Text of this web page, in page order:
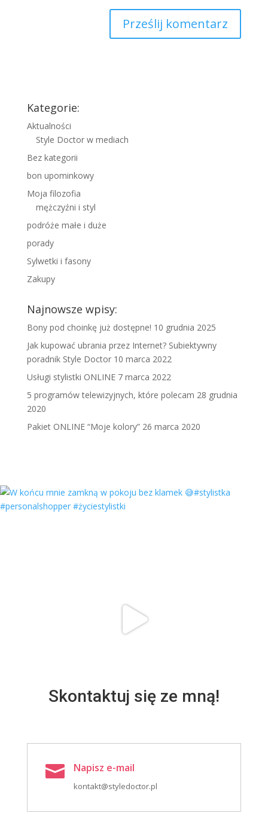
Kategorie:
Aktualności
Style Doctor w mediach
Bez kategorii
bon upominkowy
Moja filozofia
mężczyźni i styl
podróże małe i duże
porady
Sylwetki i fasony
Zakupy
Najnowsze wpisy:
Bony pod choinkę już dostępne! 10 grudnia 2025
Jak kupować ubrania przez Internet? Subiektywny
poradnik Style Doctor 10 marca 2022
Usługi stylistki ONLINE 7 marca 2022
5 programów telewizyjnych, które polecam 28 grudnia
2020
Pakiet ONLINE “Moje kolory” 26 marca 2020
Skontaktuj się ze mną!
 Napisz e-mail
kontakt@styledoctor.pl